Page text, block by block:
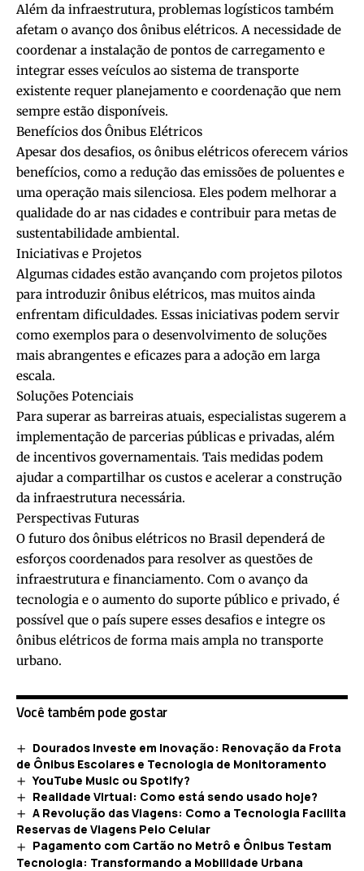
Além da infraestrutura, problemas logísticos também
afetam o avanço dos ônibus elétricos. A necessidade de
coordenar a instalação de pontos de carregamento e
integrar esses veículos ao sistema de transporte
existente requer planejamento e coordenação que nem
sempre estão disponíveis.
Benefícios dos Ônibus Elétricos
Apesar dos desafios, os ônibus elétricos oferecem vários
benefícios, como a redução das emissões de poluentes e
uma operação mais silenciosa. Eles podem melhorar a
qualidade do ar nas cidades e contribuir para metas de
sustentabilidade ambiental.
Iniciativas e Projetos
Algumas cidades estão avançando com projetos pilotos
para introduzir ônibus elétricos, mas muitos ainda
enfrentam dificuldades. Essas iniciativas podem servir
como exemplos para o desenvolvimento de soluções
mais abrangentes e eficazes para a adoção em larga
escala.
Soluções Potenciais
Para superar as barreiras atuais, especialistas sugerem a
implementação de parcerias públicas e privadas, além
de incentivos governamentais. Tais medidas podem
ajudar a compartilhar os custos e acelerar a construção
da infraestrutura necessária.
Perspectivas Futuras
O futuro dos ônibus elétricos no Brasil dependerá de
esforços coordenados para resolver as questões de
infraestrutura e financiamento. Com o avanço da
tecnologia e o aumento do suporte público e privado, é
possível que o país supere esses desafios e integre os
ônibus elétricos de forma mais ampla no transporte
urbano.
Você também pode gostar
Dourados Investe em Inovação: Renovação da Frota
de Ônibus Escolares e Tecnologia de Monitoramento
YouTube Music ou Spotify?
Realidade Virtual: Como está sendo usado hoje?
A Revolução das Viagens: Como a Tecnologia Facilita
Reservas de Viagens Pelo Celular
Pagamento com Cartão no Metrô e Ônibus Testam
Tecnologia: Transformando a Mobilidade Urbana